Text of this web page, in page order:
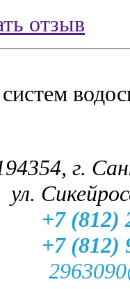
отзыв
г.
ул.
+7 (812)
+7 (812)